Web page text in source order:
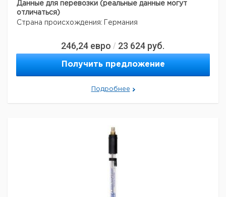
Данные для перевозки (реальные данные могут
отличаться)
Страна происхождения:
Германия
246,24 евро / 23 624 руб.
Получить предложение
Подробнее